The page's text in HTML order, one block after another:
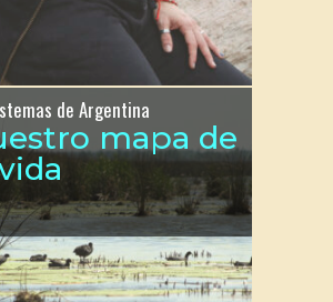
de Argentina
mapa de